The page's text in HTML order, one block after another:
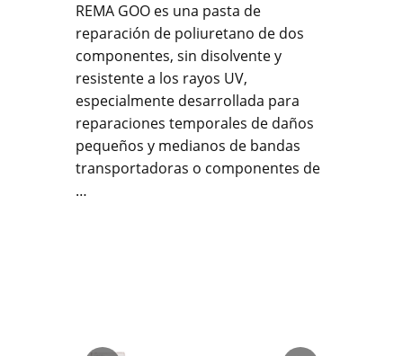
REMA GOO es una pasta de
reparación de poliuretano de dos
componentes, sin disolvente y
resistente a los rayos UV,
especialmente desarrollada para
reparaciones temporales de daños
pequeños y medianos de bandas
transportadoras o componentes de
…